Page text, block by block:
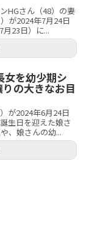
HGさん（48）の妻
が2024年7月24日
23日）に...
女を幼少期シ
の大きなお目
が2024年6月24日
生日を迎えた娘さ
、娘さんの幼...